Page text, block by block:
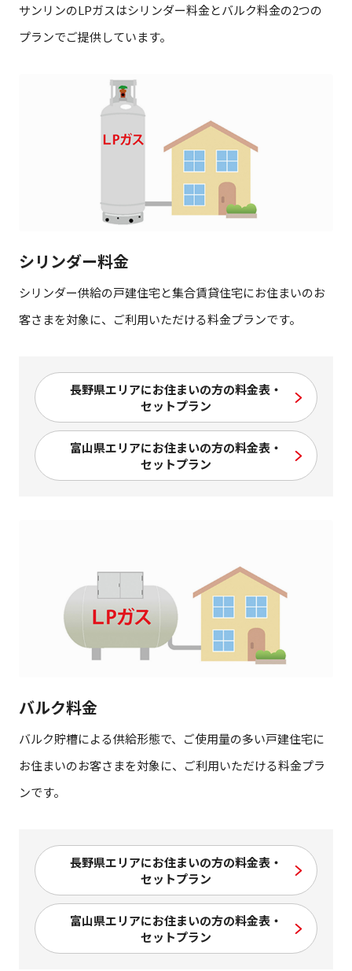
サンリンのLPガスはシリンダー料金とバルク料金の2つの
プランでご提供しています。
シリンダー料金
シリンダー供給の戸建住宅と集合賃貸住宅にお住まいのお
客さまを対象に、ご利用いただける料金プランです。
長野県エリアにお住まいの方の料金表・
セットプラン
富山県エリアにお住まいの方の料金表・
セットプラン
バルク料金
バルク貯槽による供給形態で、ご使用量の多い戸建住宅に
お住まいのお客さまを対象に、ご利用いただける料金プラ
ンです。
長野県エリアにお住まいの方の料金表・
セットプラン
富山県エリアにお住まいの方の料金表・
セットプラン